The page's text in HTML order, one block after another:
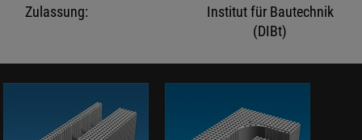
Zulassung:
Institut für Bautechnik
(DIBt)